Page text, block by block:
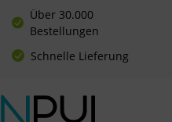
Über 30.000
Bestellungen
Schnelle Lieferung